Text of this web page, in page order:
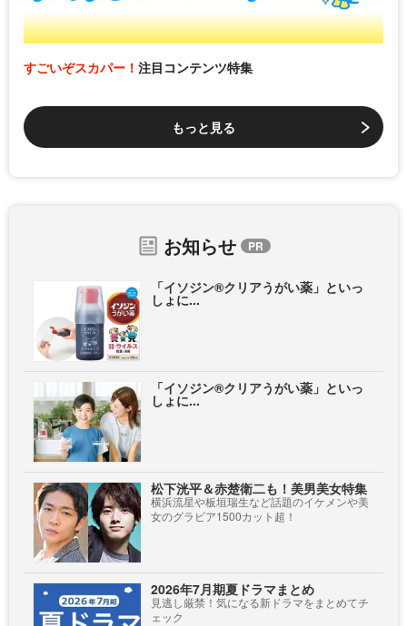
すごいぞスカパー！ 注目コンテンツ特集
もっと見る
お知らせ
「イソジン®クリアうがい薬」といっ
しょに...
「イソジン®クリアうがい薬」といっ
しょに...
松下洸平＆赤楚衛二も！美男美女特集
横浜流星や板垣瑞生など話題のイケメンや美
女のグラビア1500カット超！
2026年7月期夏ドラマまとめ
見逃し厳禁！気になる新ドラマをまとめてチ
ェック